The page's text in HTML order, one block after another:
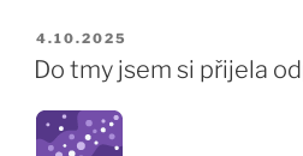
PUBLIKOVÁNO
4.10.2025
Do tmy jsem si přijela